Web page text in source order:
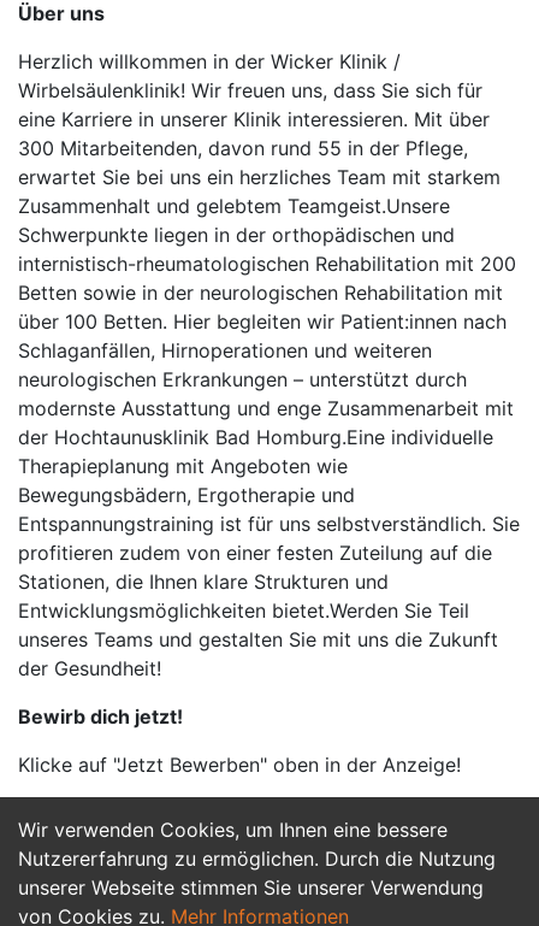
Wir verwenden Cookies, um Ihnen eine bessere
Nutzererfahrung zu ermöglichen. Durch die Nutzung
unserer Webseite stimmen Sie unserer Verwendung
von Cookies zu. Mehr Informationen
Über uns
Herzlich willkommen in der Wicker Klinik /
Wirbelsäulenklinik! Wir freuen uns, dass Sie sich für
eine Karriere in unserer Klinik interessieren. Mit über
300 Mitarbeitenden, davon rund 55 in der Pflege,
erwartet Sie bei uns ein herzliches Team mit starkem
Zusammenhalt und gelebtem Teamgeist.Unsere
Schwerpunkte liegen in der orthopädischen und
internistisch-rheumatologischen Rehabilitation mit 200
Betten sowie in der neurologischen Rehabilitation mit
über 100 Betten. Hier begleiten wir Patient:innen nach
Schlaganfällen, Hirnoperationen und weiteren
neurologischen Erkrankungen – unterstützt durch
modernste Ausstattung und enge Zusammenarbeit mit
der Hochtaunusklinik Bad Homburg.Eine individuelle
Therapieplanung mit Angeboten wie
Bewegungsbädern, Ergotherapie und
Entspannungstraining ist für uns selbstverständlich. Sie
profitieren zudem von einer festen Zuteilung auf die
Stationen, die Ihnen klare Strukturen und
Entwicklungsmöglichkeiten bietet.Werden Sie Teil
unseres Teams und gestalten Sie mit uns die Zukunft
der Gesundheit!
Bewirb dich jetzt!
Klicke auf "Jetzt Bewerben" oben in der Anzeige!
Jetzt Bewerben